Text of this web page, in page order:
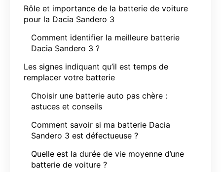
Rôle et importance de la batterie de voiture
pour la Dacia Sandero 3
Comment identifier la meilleure batterie
Dacia Sandero 3 ?
Les signes indiquant qu’il est temps de
remplacer votre batterie
Choisir une batterie auto pas chère :
astuces et conseils
Comment savoir si ma batterie Dacia
Sandero 3 est défectueuse ?
Quelle est la durée de vie moyenne d’une
batterie de voiture ?